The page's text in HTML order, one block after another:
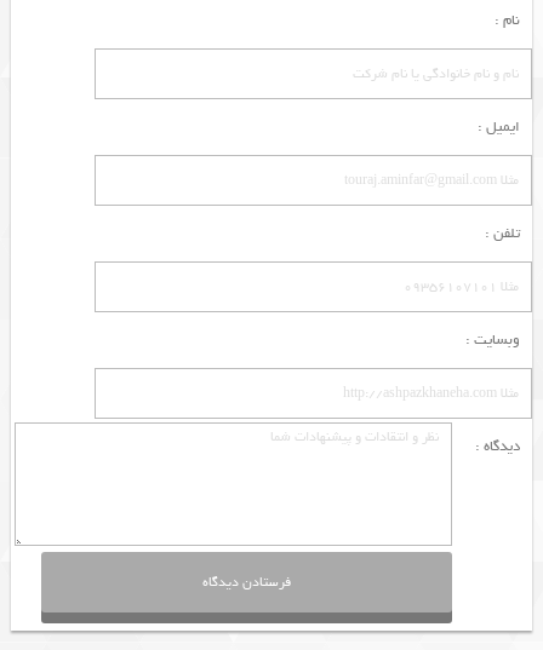
نام :
ایمیل :
تلفن :
وبسایت :
دیدگاه :